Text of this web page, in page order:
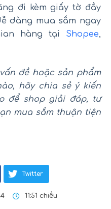
đi kèm giấy tờ đầy
dàng mua sắm ngay
hàng tại Shopee,
đề hoặc sản phẩm
hãy chia sẻ ý kiến
để shop giải đáp, tư
mua sắm thuận tiện
Twitter
11:51 chiều